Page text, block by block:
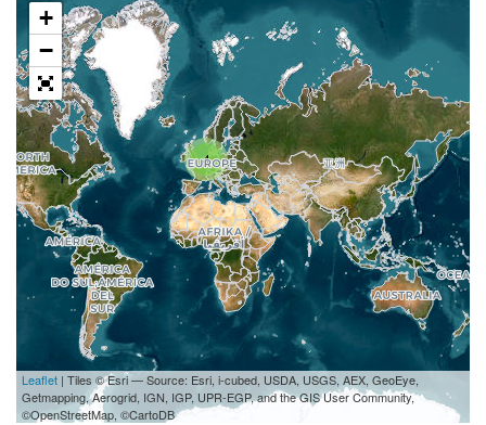
4
+
−
Leaflet | Tiles © Esri — Source: Esri, i-cubed, USDA, USGS, AEX, GeoEye,
Getmapping, Aerogrid, IGN, IGP, UPR-EGP, and the GIS User Community,
©OpenStreetMap, ©CartoDB